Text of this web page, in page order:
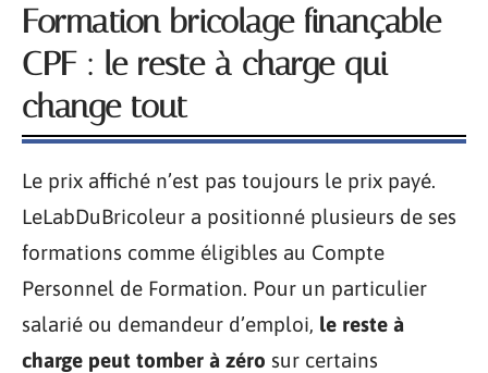
Formation bricolage finançable
CPF : le reste à charge qui
change tout
Le prix affiché n’est pas toujours le prix payé.
LeLabDuBricoleur a positionné plusieurs de ses
formations comme éligibles au Compte
Personnel de Formation. Pour un particulier
salarié ou demandeur d’emploi, le reste à
charge peut tomber à zéro sur certains